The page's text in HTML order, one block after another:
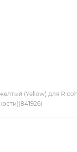
(Yellow) для